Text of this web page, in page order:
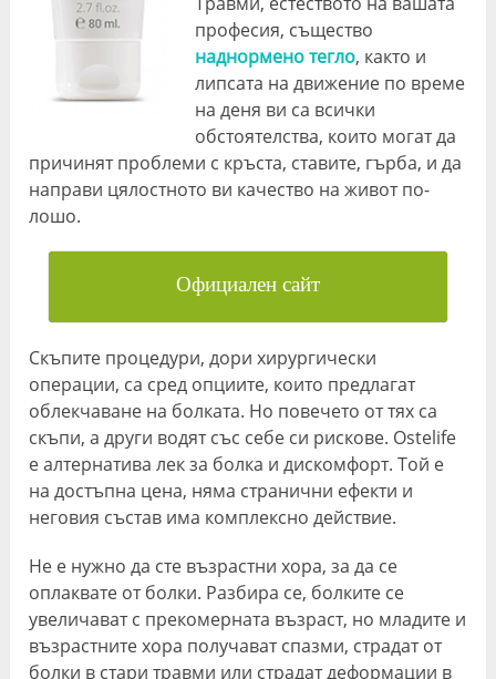
професия, същество
наднормено тегло, както и
липсата на движение по време
на деня ви са всички
обстоятелства, които могат да
причинят проблеми с кръста, ставите, гърба, и да
направи цялостното ви качество на живот по-
лошо.
Официален сайт
Скъпите процедури, дори хирургически
операции, са сред опциите, които предлагат
облекчаване на болката. Но повечето от тях са
скъпи, а други водят със себе си рискове. Ostelife
е алтернатива лек за болка и дискомфорт. Той е
на достъпна цена, няма странични ефекти и
неговия състав има комплексно действие.
Не е нужно да сте възрастни хора, за да се
оплаквате от болки. Разбира се, болките се
увеличават с прекомерната възраст, но младите и
възрастните хора получават спазми, страдат от
болки в стари травми или страдат деформации в